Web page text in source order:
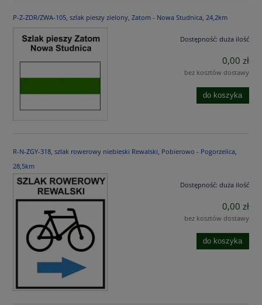
P-Z-ZDR/ZWA-105, szlak pieszy zielony, Zatom - Nowa Studnica, 24,2km
Dostępność: duża ilość
0,00 zł
bez kosztów dostawy
do koszyka
R-N-ZGY-318, szlak rowerowy niebieski Rewalski, Pobierowo - Pogorzelica,
28,5km
Dostępność: duża ilość
0,00 zł
bez kosztów dostawy
do koszyka